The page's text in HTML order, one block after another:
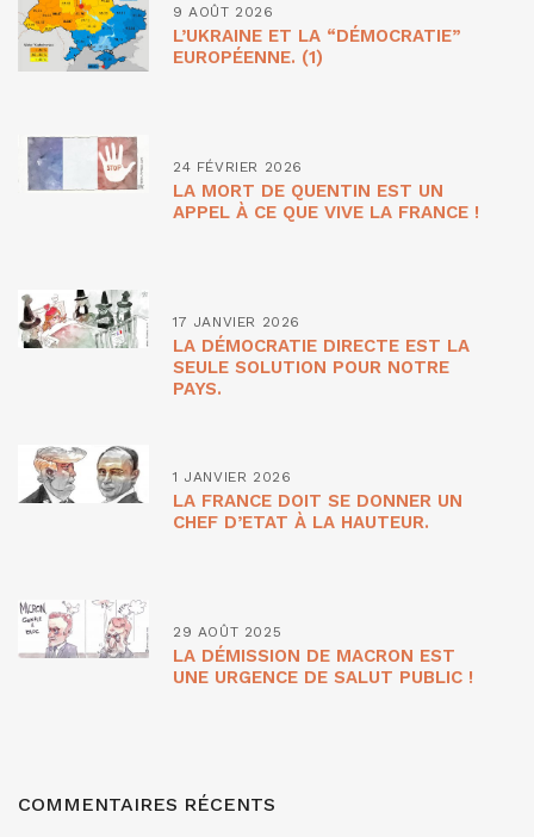
9 AOÛT 2026
L’UKRAINE ET LA “DÉMOCRATIE”
EUROPÉENNE. (1)
24 FÉVRIER 2026
LA MORT DE QUENTIN EST UN
APPEL À CE QUE VIVE LA FRANCE !
17 JANVIER 2026
LA DÉMOCRATIE DIRECTE EST LA
SEULE SOLUTION POUR NOTRE
PAYS.
1 JANVIER 2026
LA FRANCE DOIT SE DONNER UN
CHEF D’ETAT À LA HAUTEUR.
29 AOÛT 2025
LA DÉMISSION DE MACRON EST
UNE URGENCE DE SALUT PUBLIC !
COMMENTAIRES RÉCENTS